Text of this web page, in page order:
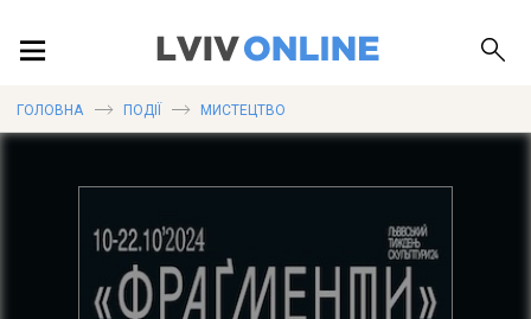
ПУБЛІКАЦІЇ
ГОЛОВНА ПОДІЇ МИСТЕЦТВО